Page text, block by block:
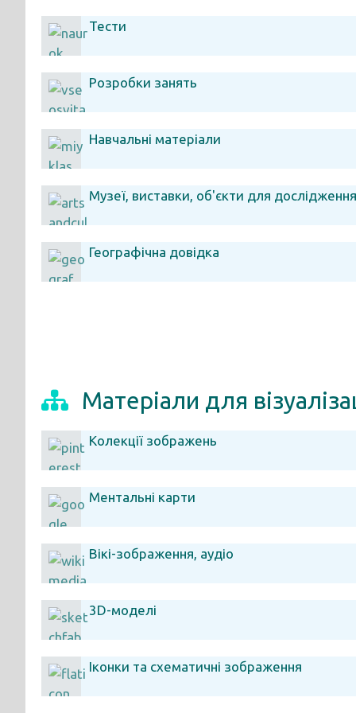
Тести
Розробки занять
Навчальні матеріали
Музеї, виставки, об'єкти для дослідження
Географічна довідка
Матеріали для
Колекції зображень
Ментальні карти
Вікі-зображення, аудіо
3D-моделі
Іконки та схематичні зображення